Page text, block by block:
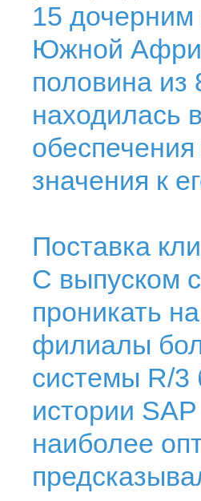
15 дочерним
Южной
половина из
находилась
значения к
Поставка
С выпуском
проникать
филиалы
системы R/
истории
наиболее